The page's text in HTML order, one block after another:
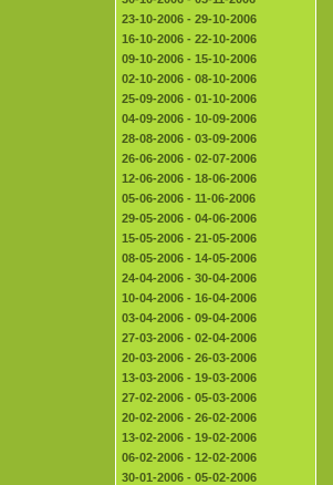
23-10-2006 - 29-10-2006
16-10-2006 - 22-10-2006
09-10-2006 - 15-10-2006
02-10-2006 - 08-10-2006
25-09-2006 - 01-10-2006
04-09-2006 - 10-09-2006
28-08-2006 - 03-09-2006
26-06-2006 - 02-07-2006
12-06-2006 - 18-06-2006
05-06-2006 - 11-06-2006
29-05-2006 - 04-06-2006
15-05-2006 - 21-05-2006
08-05-2006 - 14-05-2006
24-04-2006 - 30-04-2006
10-04-2006 - 16-04-2006
03-04-2006 - 09-04-2006
27-03-2006 - 02-04-2006
20-03-2006 - 26-03-2006
13-03-2006 - 19-03-2006
27-02-2006 - 05-03-2006
20-02-2006 - 26-02-2006
13-02-2006 - 19-02-2006
06-02-2006 - 12-02-2006
30-01-2006 - 05-02-2006